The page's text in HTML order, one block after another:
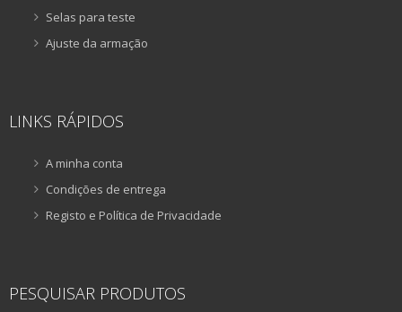
Selas para teste
Ajuste da armação
LINKS RÁPIDOS
A minha conta
Condições de entrega
Registo e Política de Privacidade
PESQUISAR PRODUTOS